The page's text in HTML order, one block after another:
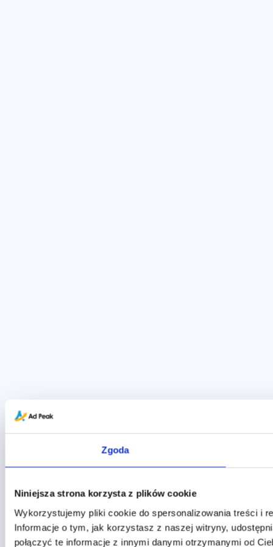
Zgoda
Niniejsza strona korzysta z plików cookie
Wykorzystujemy pliki cookie do spersonalizowania treści i
Informacje o tym, jak korzystasz z naszej witryny,
połączyć te informacje z innymi danymi otrzymanymi od